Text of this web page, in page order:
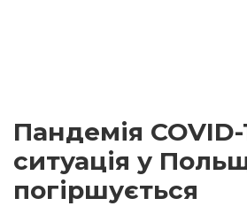
Пандемія COVID-
ситуація у
погіршується